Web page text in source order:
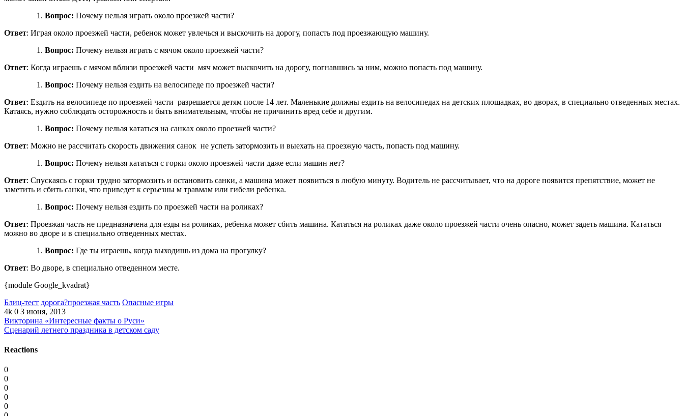
Вопрос: Почему нельзя играть около проезжей части?
Ответ: Играя около проезжей части, ребенок может увлечься и выскочить на дорогу, попасть под проезжающую машину.
Вопрос: Почему нельзя играть с мячом около проезжей части?
Ответ: Когда играешь с мячом вблизи проезжей части мяч может выскочить на дорогу, погнавшись за ним, можно попасть под машину.
Вопрос: Почему нельзя ездить на велосипеде по проезжей части?
Ответ: Ездить на велосипеде по проезжей части разрешается детям после 14 лет. Маленькие должны ездить на велосипедах на детских площадках, во дворах, в специально отведенных местах.
Катаясь, нужно соблюдать осторожность и быть внимательным, чтобы не причинить вред себе и другим.
Вопрос: Почему нельзя кататься на санках около проезжей части?
Ответ: Можно не рассчитать скорость движения санок не успеть затормозить и выехать на проезжую часть, попасть под машину.
Вопрос: Почему нельзя кататься с горки около проезжей части даже если машин нет?
Ответ: Спускаясь с горки трудно затормозить и остановить санки, а машина может появиться в любую минуту. Водитель не рассчитывает, что на дороге появится препятствие, может не
заметить и сбить санки, что приведет к серьезны м травмам или гибели ребенка.
Вопрос: Почему нельзя ездить по проезжей части на роликах?
Ответ: Проезжая часть не предназначена для езды на роликах, ребенка может сбить машина. Кататься на роликах даже около проезжей части очень опасно, может задеть машина. Кататься
можно во дворе и в специально отведенных местах.
Вопрос: Где ты играешь, когда выходишь из дома на прогулку?
Ответ: Во дворе, в специально отведенном месте.
{module Google_kvadrat}
Блиц-тест дорога?проезжая часть Опасные игры
4k 0 3 июня, 2013
Викторина «Интересные факты о Руси»
Сценарий летнего праздника в детском саду
Reactions
0
0
0
0
0